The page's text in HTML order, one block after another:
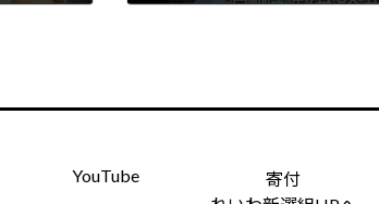
YouTube
寄付